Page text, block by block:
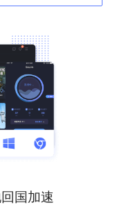
国加速